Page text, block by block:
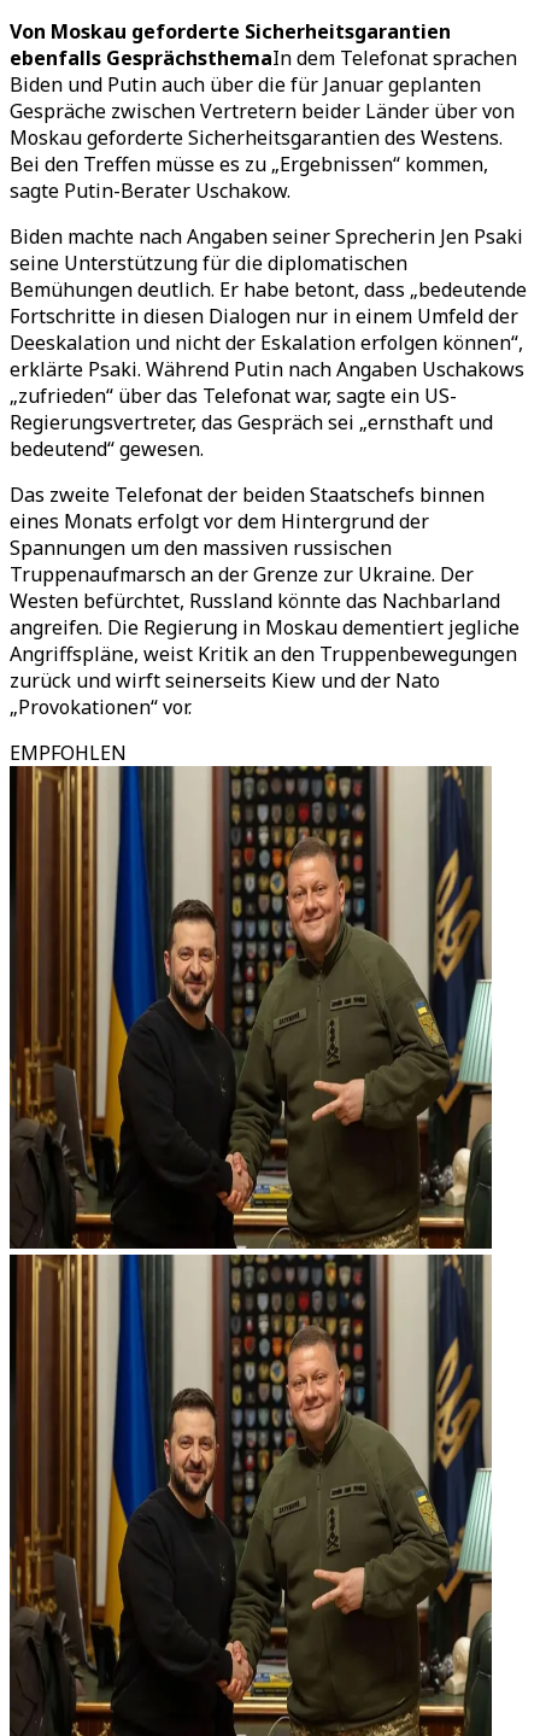
Von Moskau geforderte Sicherheitsgarantien
ebenfalls GesprächsthemaIn dem Telefonat sprachen
Biden und Putin auch über die für Januar geplanten
Gespräche zwischen Vertretern beider Länder über von
Moskau geforderte Sicherheitsgarantien des Westens.
Bei den Treffen müsse es zu „Ergebnissen“ kommen,
sagte Putin-Berater Uschakow.
Biden machte nach Angaben seiner Sprecherin Jen Psaki
seine Unterstützung für die diplomatischen
Bemühungen deutlich. Er habe betont, dass „bedeutende
Fortschritte in diesen Dialogen nur in einem Umfeld der
Deeskalation und nicht der Eskalation erfolgen können“,
erklärte Psaki. Während Putin nach Angaben Uschakows
„zufrieden“ über das Telefonat war, sagte ein US-
Regierungsvertreter, das Gespräch sei „ernsthaft und
bedeutend“ gewesen.
Das zweite Telefonat der beiden Staatschefs binnen
eines Monats erfolgt vor dem Hintergrund der
Spannungen um den massiven russischen
Truppenaufmarsch an der Grenze zur Ukraine. Der
Westen befürchtet, Russland könnte das Nachbarland
angreifen. Die Regierung in Moskau dementiert jegliche
Angriffspläne, weist Kritik an den Truppenbewegungen
zurück und wirft seinerseits Kiew und der Nato
„Provokationen“ vor.
EMPFOHLEN